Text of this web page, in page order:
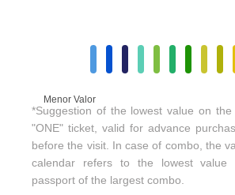
Menor Valor
*Suggestion of the lowest value on
"ONE" ticket, valid for advance
before the visit. In case of combo, the
calendar refers to the lowest value
passport of the largest combo.